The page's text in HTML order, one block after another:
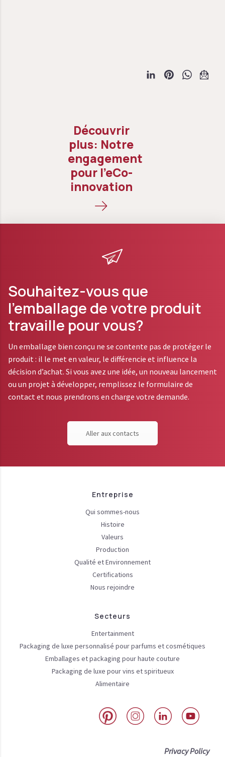
Notre
engagement
pour l’eCo-
innovation
Souhaitez-vous que
l’emballage de votre produit
travaille pour vous?
Un emballage bien conçu ne se contente pas de protéger le
produit : il le met en valeur, le différencie et influence la
décision d’achat. Si vous avez une idée, un nouveau lancement
ou un projet à développer, remplissez le formulaire de
contact et nous prendrons en charge votre demande.
Aller aux contacts
Entreprise
Qui sommes-nous
Histoire
Valeurs
Production
Qualité et Environnement
Certifications
Nous rejoindre
Secteurs
Entertainment
Packaging de luxe personnalisé pour parfums et cosmétiques
Emballages et packaging pour haute couture
Packaging de luxe pour vins et spiritueux
Alimentaire
Privacy Policy